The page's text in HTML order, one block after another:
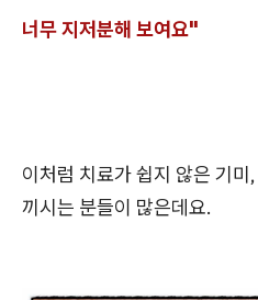
너무 지저분해 보여요"
이처럼 치료가 쉽지 않은 기
끼시는 분들이 많은데요.